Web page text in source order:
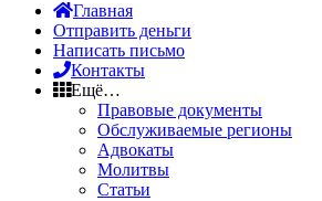
Главная
Отправить деньги
Написать письмо
Контакты
Ещё…
Правовые документы
Обслуживаемые регионы
Адвокаты
Молитвы
Статьи